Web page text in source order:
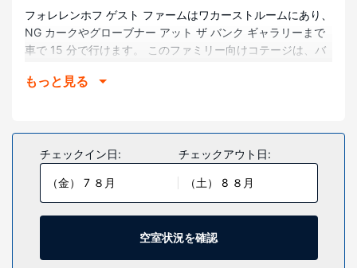
フォレレンホフ ゲスト ファームはワカーストルームにあり、
NG カークやグローブナー アット ザ バンク ギャラリーまで
車で 15 分で行けます。 このファミリー向けコテージは、バ
ジまで 32.3 km です。
全 5 室ある客室には、冷蔵庫、電子レンジなどの備わったキ
ッチンがあり、ゆったりおくつろぎいただけます。コーヒー
/ ティーメーカーをご利用いただけ、ハウスキーピング サー
ビスは、毎日行われます。
屋外プールなどのレクリエーション設備を使い、庭園からの
もっと見る
チェックイン日:
（金） 7 ８月
チェックアウト日:
（土） 8 ８月
空室状況を確認